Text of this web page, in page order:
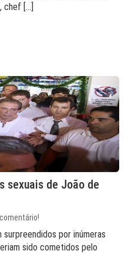
chef […]
sexuais de João de
por inúmeras
sido cometidos pelo